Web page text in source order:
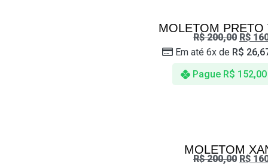
MOLETOM PRETO
R$200,00 R$
Pague R$ 152,00
Em até 6x de R$
MOLETOM
R$200,00 R$